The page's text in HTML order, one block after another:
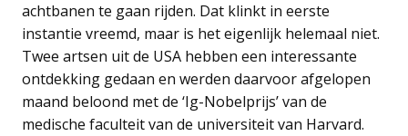
achtbanen te gaan rijden. Dat klinkt in eerste
instantie vreemd, maar is het eigenlijk helemaal niet.
Twee artsen uit de USA hebben een interessante
ontdekking gedaan en werden daarvoor afgelopen
maand beloond met de ‘Ig-Nobelprijs’ van de
medische faculteit van de universiteit van Harvard.